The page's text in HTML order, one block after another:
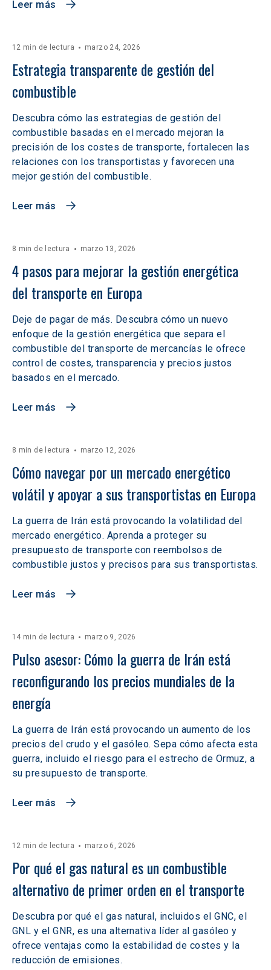
Leer más
12 min de lectura marzo 24, 2026
Estrategia transparente de gestión del
combustible
Descubra cómo las estrategias de gestión del
combustible basadas en el mercado mejoran la
precisión de los costes de transporte, fortalecen las
relaciones con los transportistas y favorecen una
mejor gestión del combustible.
Leer más
8 min de lectura marzo 13, 2026
4 pasos para mejorar la gestión energética
del transporte en Europa
Deje de pagar de más. Descubra cómo un nuevo
enfoque de la gestión energética que separa el
combustible del transporte de mercancías le ofrece
control de costes, transparencia y precios justos
basados en el mercado.
Leer más
8 min de lectura marzo 12, 2026
Cómo navegar por un mercado energético
volátil y apoyar a sus transportistas en Europa
La guerra de Irán está provocando la volatilidad del
mercado energético. Aprenda a proteger su
presupuesto de transporte con reembolsos de
combustible justos y precisos para sus transportistas.
Leer más
14 min de lectura marzo 9, 2026
Pulso asesor: Cómo la guerra de Irán está
reconfigurando los precios mundiales de la
energía
La guerra de Irán está provocando un aumento de los
precios del crudo y el gasóleo. Sepa cómo afecta esta
guerra, incluido el riesgo para el estrecho de Ormuz, a
su presupuesto de transporte.
Leer más
12 min de lectura marzo 6, 2026
Por qué el gas natural es un combustible
alternativo de primer orden en el transporte
Descubra por qué el gas natural, incluidos el GNC, el
GNL y el GNR, es una alternativa líder al gasóleo y
ofrece ventajas como la estabilidad de costes y la
reducción de emisiones.